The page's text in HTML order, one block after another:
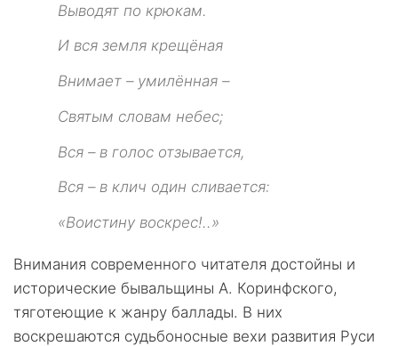
Выводят по крюкам.
И вся земля крещёная
Внимает – умилённая –
Святым словам небес;
Вся – в голос отзывается,
Вся – в клич один сливается:
«Воистину воскрес!..»
Внимания современного читателя достойны и
исторические бывальщины А. Коринфского,
тяготеющие к жанру баллады. В них
воскрешаются судьбоносные вехи развития Руси